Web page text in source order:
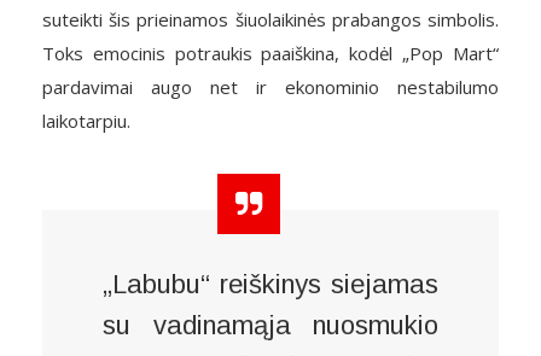
suteikti šis prieinamos šiuolaikinės prabangos simbolis.
Toks emocinis potraukis paaiškina, kodėl „Pop Mart“
pardavimai augo net ir ekonominio nestabilumo
laikotarpiu.
„Labubu“ reiškinys siejamas
su vadinamąja nuosmukio